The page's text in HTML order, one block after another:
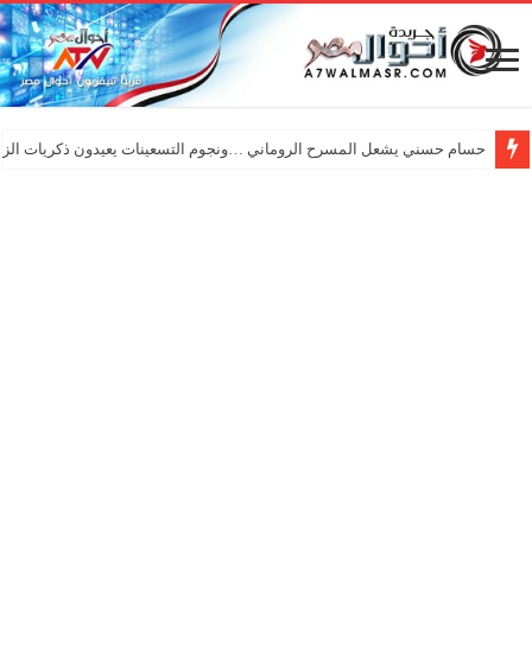
حسام حسني يشعل المسرح الروماني …ونجوم التسعينات يعيدون ذكريات